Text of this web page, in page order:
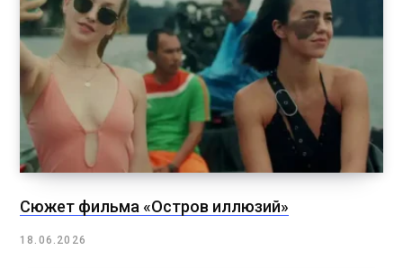
Сюжет фильма «Остров иллюзий»
18.06.2026